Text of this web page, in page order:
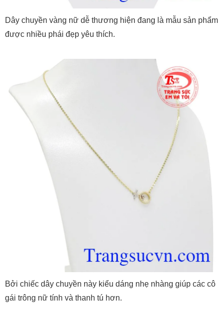
Dây chuyền vàng nữ dễ thương hiện đang là mẫu sản phẩm
được nhiều phái đẹp yêu thích.
Bởi chiếc dây chuyền này kiểu dáng nhẹ nhàng giúp các cô
gái trông nữ tính và thanh tú hơn.